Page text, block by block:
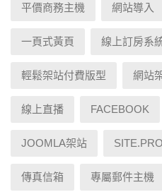
平價商務主機 網站導入
一頁式黃頁 線上訂房系
輕鬆架站付費版型 網站
線上直播 FACEBOOK
JOOMLA架站
傳真信箱 專屬郵件主機